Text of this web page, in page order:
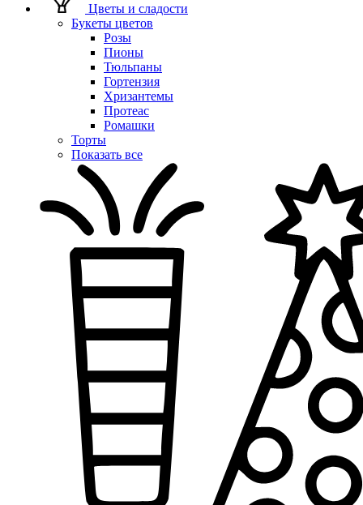
Цветы и сладости
Букеты цветов
Розы
Пионы
Тюльпаны
Гортензия
Хризантемы
Протеас
Ромашки
Торты
Показать все